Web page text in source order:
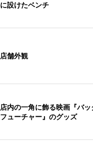
に設けたベンチ
店舗外観
店内の一角に飾る映画『バッ
フューチャー』のグッズ